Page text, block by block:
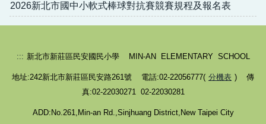
2026新北市國中小軟式棒球對抗賽競賽規程及報名表
::: 新北市新莊區民安國民小學 MIN-AN ELEMENTARY SCHOOL
地址:242新北市新莊區民安路261號 電話:02-22056777( 分機表 ) 傳
真:02-22030271 02-22030281
ADD:No.261,Min-an Rd.,Sinjhuang District,New Taipei City